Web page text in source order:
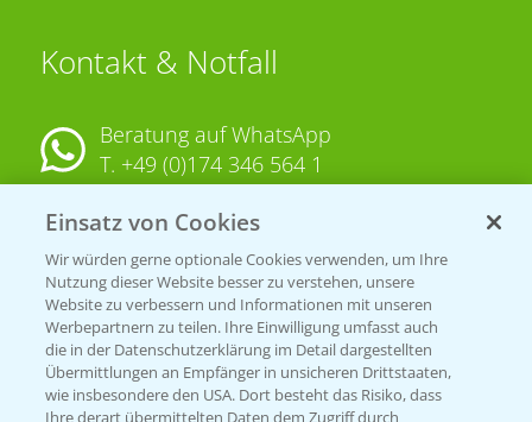
Kontakt & Notfall
Beratung auf WhatsApp
T. +49 (0)174 346 564 1
KONTAKT
Hilfe in Notfällen
T.+49 (0)214/30-20220
Einsatz von Cookies
Wir würden gerne optionale Cookies verwenden, um Ihre
Nutzung dieser Website besser zu verstehen, unsere
Website zu verbessern und Informationen mit unseren
Werbepartnern zu teilen. Ihre Einwilligung umfasst auch
die in der Datenschutzerklärung im Detail dargestellten
Übermittlungen an Empfänger in unsicheren Drittstaaten,
wie insbesondere den USA. Dort besteht das Risiko, dass
Ihre derart übermittelten Daten dem Zugriff durch